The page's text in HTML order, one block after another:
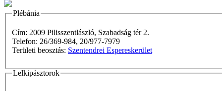
Plébánia
Cím: 2009 Pilisszentlászló, Szabadság tér 2.
Telefon: 26/369-984, 20/977-7979
Területi beosztás: Szentendrei Espereskerület
Lelkipásztorok